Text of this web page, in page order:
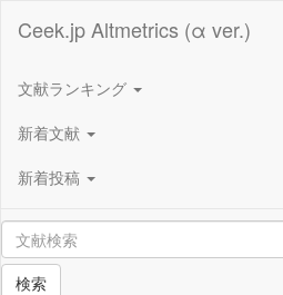
Ceek.jp Altmetrics (α ver.)
文献ランキング
新着文献
新着投稿
検索